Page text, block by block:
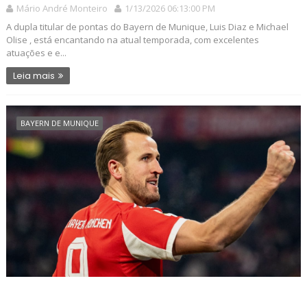
Mário André Monteiro
1/13/2026 06:13:00 PM
A dupla titular de pontas do Bayern de Munique, Luis Diaz e Michael
Olise , está encantando na atual temporada, com excelentes
atuações e e...
Leia mais
BAYERN DE MUNIQUE